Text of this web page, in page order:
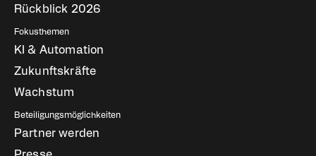
Rückblick 2026
Fokusthemen
KI & Automation
Zukunftskräfte
Wachstum
Beteiligungsmöglichkeiten
Partner werden